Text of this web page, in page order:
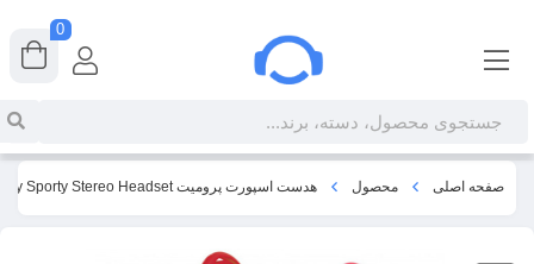
صفحه اصلی محصول هدست اسپورت پرومیت Promate Glitzy Sporty Stereo Headset
0